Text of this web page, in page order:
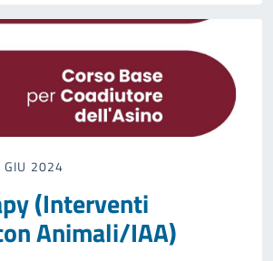
GIU 2024
(Interventi
Animali/IAA)